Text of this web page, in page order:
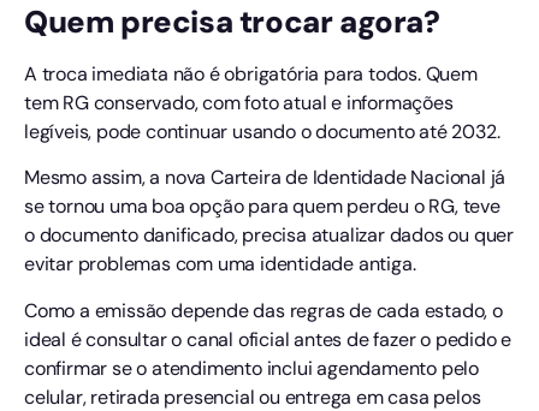
Quem precisa trocar agora?
A troca imediata não é obrigatória para todos. Quem
tem RG conservado, com foto atual e informações
legíveis, pode continuar usando o documento até 2032.
Mesmo assim, a nova Carteira de Identidade Nacional já
se tornou uma boa opção para quem perdeu o RG, teve
o documento danificado, precisa atualizar dados ou quer
evitar problemas com uma identidade antiga.
Como a emissão depende das regras de cada estado, o
ideal é consultar o canal oficial antes de fazer o pedido e
confirmar se o atendimento inclui agendamento pelo
celular, retirada presencial ou entrega em casa pelos